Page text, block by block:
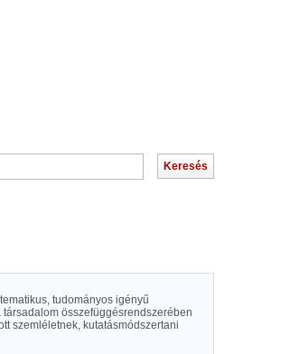
tudományos igényű
összefüggésrendszerében
szemléletnek, kutatásmódszertani